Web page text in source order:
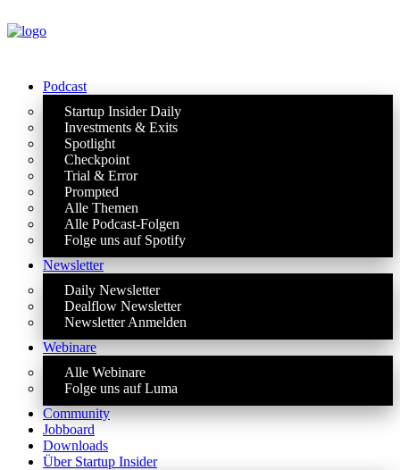
Podcast
Startup Insider Daily
Investments & Exits
Spotlight
Checkpoint
Trial & Error
Prompted
Alle Themen
Alle Podcast-Folgen
Folge uns auf Spotify
Newsletter
Daily Newsletter
Dealflow Newsletter
Newsletter Anmelden
Webinare
Alle Webinare
Folge uns auf Luma
Community
Jobboard
Downloads
Über Startup Insider